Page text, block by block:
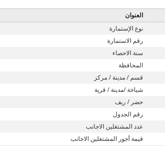
العنوان
نوع الإستمارة
رقم الاستمارة
سنة الاحصاء
المحافظة
قسم / مدينة / مركز
شياخة /مدينة / قرية
حضر / ريف
رقم الجدول
عدد المشتغلين الاجانب
قيمة أجور المشتغلين الاجانب